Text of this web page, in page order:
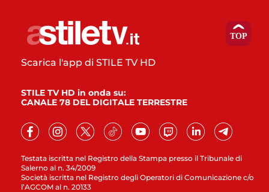
Testata iscritta nel Registro della Stampa presso il Tribunale di
Salerno al n. 34/2009
Società iscritta nel Registro degli Operatori di Comunicazione c/o
l’AGCOM al n. 20133
Scarica l'app di STILE TV HD
STILE TV HD in onda su:
CANALE 78 DEL DIGITALE TERRESTRE